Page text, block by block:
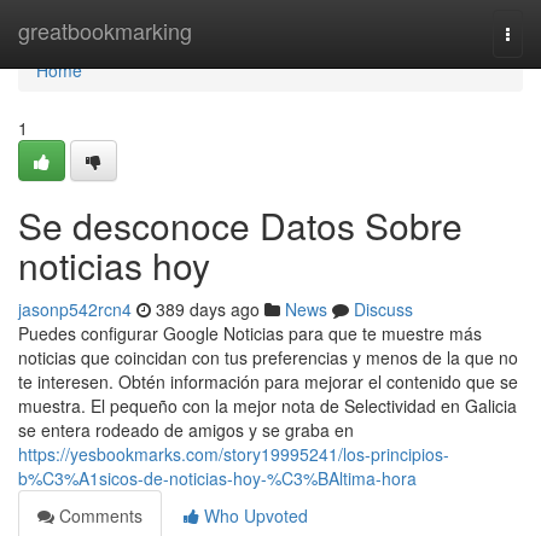
greatbookmarking
Home
Home
1
Se desconoce Datos Sobre
noticias hoy
jasonp542rcn4 389 days ago News
Discuss
Puedes configurar Google Noticias para que te muestre más
noticias que coincidan con tus preferencias y menos de la que no
te interesen. Obtén información para mejorar el contenido que se
muestra. El pequeño con la mejor nota de Selectividad en Galicia
se entera rodeado de amigos y se graba en
https://yesbookmarks.com/story19995241/los-principios-
b%C3%A1sicos-de-noticias-hoy-%C3%BAltima-hora
Comments
Who Upvoted